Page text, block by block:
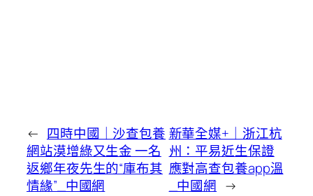
← 四時中國｜沙查包養
網站漠增綠又生金 一名
返鄉年夜先生的“庫布其
情緣”_中國網
新華全媒+｜浙江杭
州：平易近生保證
應對高查包養app溫
_中國網 →